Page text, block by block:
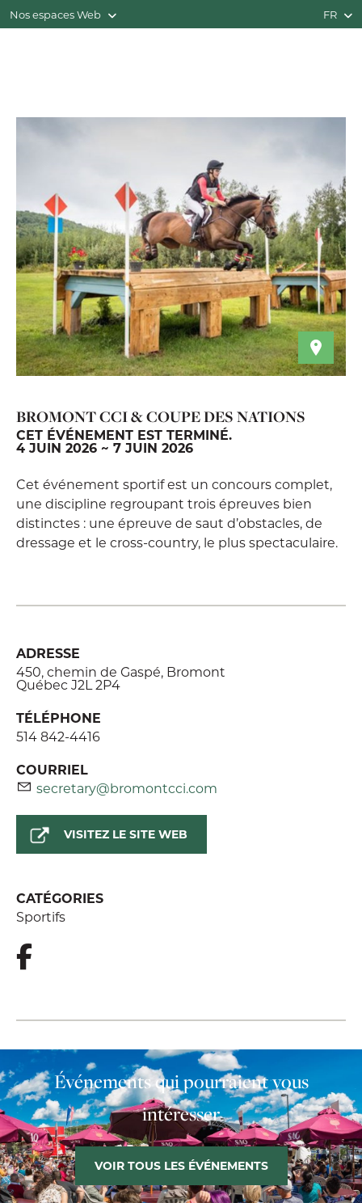
Nos espaces Web FR
BROMONT CCI & COUPE DES NATIONS
CET ÉVÉNEMENT EST TERMINÉ.
4 JUIN 2026 ~ 7 JUIN 2026
Cet événement sportif est un concours complet,
une discipline regroupant trois épreuves bien
distinctes : une épreuve de saut d’obstacles, de
dressage et le cross-country, le plus spectaculaire.
ADRESSE
450, chemin de Gaspé, Bromont
Québec J2L 2P4
TÉLÉPHONE
514 842-4416
COURRIEL
secretary@bromontcci.com
VISITEZ LE SITE WEB
CATÉGORIES
Sportifs
Événements qui pourraient vous
intéresser
VOIR TOUS LES ÉVÉNEMENTS